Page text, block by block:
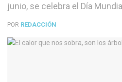
junio, se celebra el Día
POR REDACCIÓN